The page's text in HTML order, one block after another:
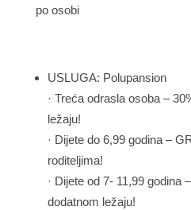
po osobi
USLUGA: Polupansion
· Treća odrasla osoba –
ležaju!
· Dijete do 6,99 godina –
roditeljima!
· Dijete od 7- 11,99 godina
dodatnom ležaju!